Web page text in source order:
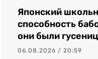
Японский
способность
они были
06.08.2026 / 20:59